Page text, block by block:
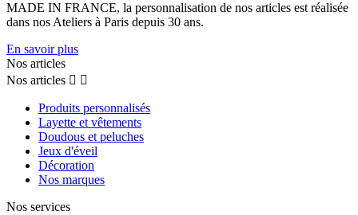
MADE IN FRANCE, la personnalisation de nos articles est réalisée
dans nos Ateliers à Paris depuis 30 ans.
En savoir plus
Nos articles
Nos articles  
Produits personnalisés
Layette et vêtements
Doudous et peluches
Jeux d'éveil
Décoration
Nos marques
Nos services